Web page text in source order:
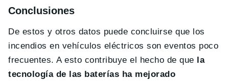
Conclusiones
De estos y otros datos puede concluirse que los
incendios en vehículos eléctricos son eventos poco
frecuentes. A esto contribuye el hecho de que la
tecnología de las baterías ha mejorado